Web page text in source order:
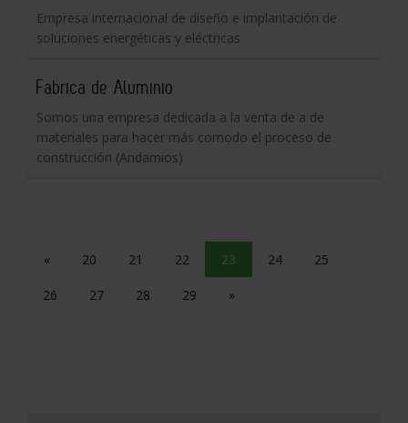
Empresa internacional de diseño e implantación de
soluciones energéticas y eléctricas
Fabrica de Aluminio
Somos una empresa dedicada a la venta de a de
materiales para hacer más comodo el proceso de
construcción (Andamios)
« 20 21 22 23 24 25
26 27 28 29 »